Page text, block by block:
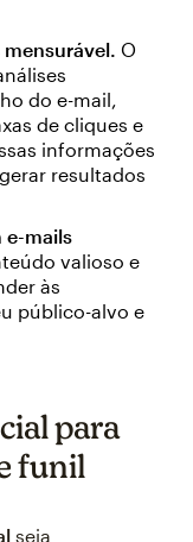
O
do e-mail,
de cliques e
informações
resultados
e-mails
valioso e
às
público-alvo e
para
funil
seja